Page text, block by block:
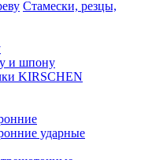
Стамески, резцы,
и шпону
KIRSCHEN
ударные